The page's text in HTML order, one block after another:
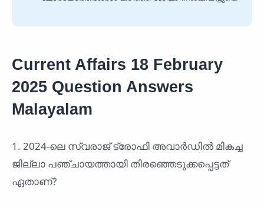
Current Affairs 18 February
2025 Question Answers
Malayalam
1. 2024-ലെ സ്വരാജ് ട്രോഫി അവാർഡിൽ മികച്ച
ജില്ലാ പഞ്ചായത്തായി തിരഞ്ഞെടുക്കപ്പെട്ടത്
ഏതാണ്?